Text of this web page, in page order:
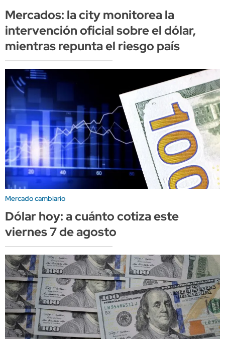
Mercados: la city monitorea la
intervención oficial sobre el dólar,
mientras repunta el riesgo país
Mercado cambiario
Dólar hoy: a cuánto cotiza este
viernes 7 de agosto